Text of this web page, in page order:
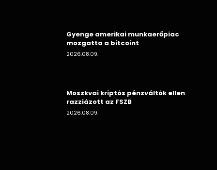
Gyenge amerikai munkaerőpiac
mozgatta a bitcoint
2026.08.09.
Moszkvai kriptós pénzváltók ellen
razziázott az FSZB
2026.08.09.